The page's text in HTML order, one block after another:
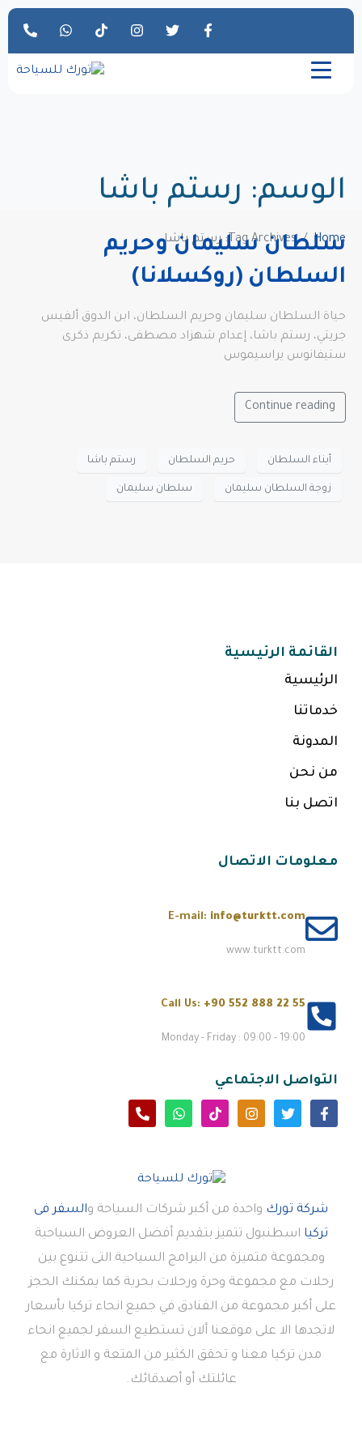
الوسم: رستم باشا
Home Tag Archives: رستم باشا
سلطان سليمان وحريم
السلطان (روكسلانا)
حياة السلطان سليمان وحريم السلطان، ابن الدوق ألفيس
جريتي، رستم باشا، إعدام شهزاد مصطفى، تكريم ذكرى
ستيفانوس يراسيموس
Continue reading
أبناء السلطان حريم السلطان رستم باشا
زوجة السلطان سليمان سلطان سليمان
القائمة الرئيسية
الرئيسية
خدماتنا
المدونة
من نحن
اتصل بنا
معلومات الاتصال
E-mail: info@turktt.com
www.turktt.com
Call Us: +90 552 888 22 55
Monday - Friday : 09:00 - 19:00
التواصل الاجتماعي
شركة تورك واحدة من أكبر شركات السياحة والسفر فى
تركيا اسطنبول تتميز بتقديم أفضل العروض السياحية
ومجموعة متميزة من البرامج السياحية التى تتنوع بين
رحلات مع مجموعة وحرة ورحلات بحرية كما يمكنك الحجز
على أكبر مجموعة من الفنادق في جميع انحاء تركيا بأسعار
لاتجدها الا على موقعنا ألان تستطيع السفر لجميع انحاء
مدن تركيا معنا و تحقق الكثير من المتعة و الاثارة مع
عائلتك أو أصدقائك.